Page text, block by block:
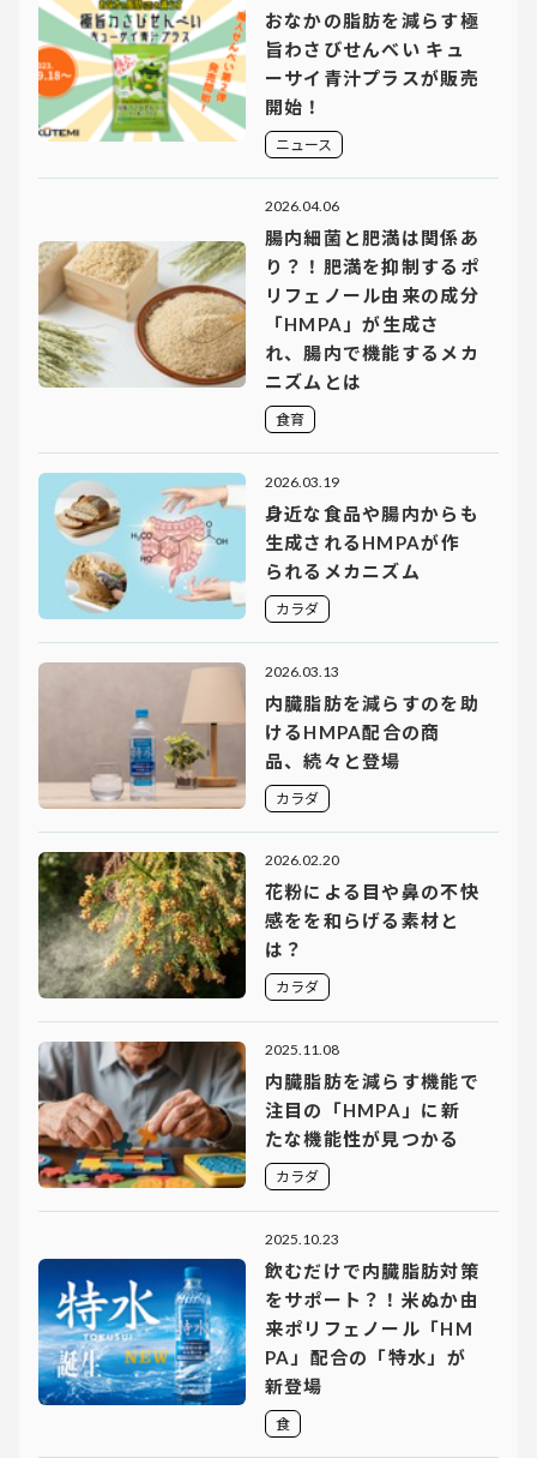
おなかの脂肪を減らす極
旨わさびせんべい キュ
ーサイ青汁プラスが販売
開始！
ニュース
2026.04.06
腸内細菌と肥満は関係あ
り？！肥満を抑制するポ
リフェノール由来の成分
「HMPA」が生成さ
れ、腸内で機能するメカ
ニズムとは
食育
2026.03.19
身近な食品や腸内からも
生成されるHMPAが作
られるメカニズム
カラダ
2026.03.13
内臓脂肪を減らすのを助
けるHMPA配合の商
品、続々と登場
カラダ
2026.02.20
花粉による目や鼻の不快
感をを和らげる素材と
は？
カラダ
2025.11.08
内臓脂肪を減らす機能で
注目の「HMPA」に新
たな機能性が見つかる
カラダ
2025.10.23
飲むだけで内臓脂肪対策
をサポート？！米ぬか由
来ポリフェノール「HM
PA」配合の「特水」が
新登場
食